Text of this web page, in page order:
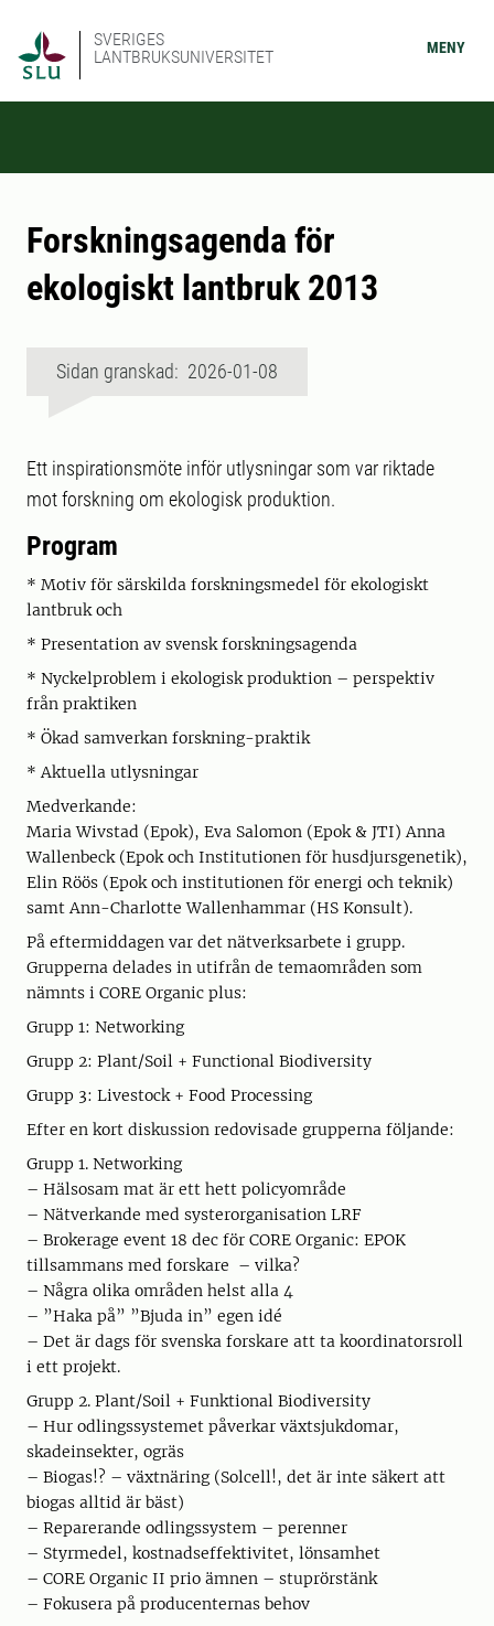
SVERIGES
LANTBRUKSUNIVERSITET
MENY
Forskningsagenda för
ekologiskt lantbruk 2013
Sidan granskad: 2026-01-08
Ett inspirationsmöte inför utlysningar som var riktade
mot forskning om ekologisk produktion.
Program
* Motiv för särskilda forskningsmedel för ekologiskt
lantbruk och
* Presentation av svensk forskningsagenda
* Nyckelproblem i ekologisk produktion – perspektiv
från praktiken
* Ökad samverkan forskning-praktik
* Aktuella utlysningar
Medverkande:
Maria Wivstad (Epok), Eva Salomon (Epok & JTI) Anna
Wallenbeck (Epok och Institutionen för husdjursgenetik),
Elin Röös (Epok och institutionen för energi och teknik)
samt Ann-Charlotte Wallenhammar (HS Konsult).
På eftermiddagen var det nätverksarbete i grupp.
Grupperna delades in utifrån de temaområden som
nämnts i CORE Organic plus:
Grupp 1: Networking
Grupp 2: Plant/Soil + Functional Biodiversity
Grupp 3: Livestock + Food Processing
Efter en kort diskussion redovisade grupperna följande:
Grupp 1. Networking
– Hälsosam mat är ett hett policyområde
– Nätverkande med systerorganisation LRF
– Brokerage event 18 dec för CORE Organic: EPOK
tillsammans med forskare – vilka?
– Några olika områden helst alla 4
– ”Haka på” ”Bjuda in” egen idé
– Det är dags för svenska forskare att ta koordinatorsroll
i ett projekt.
Grupp 2. Plant/Soil + Funktional Biodiversity
– Hur odlingssystemet påverkar växtsjukdomar,
skadeinsekter, ogräs
– Biogas!? – växtnäring (Solcell!, det är inte säkert att
biogas alltid är bäst)
– Reparerande odlingssystem – perenner
– Styrmedel, kostnadseffektivitet, lönsamhet
– CORE Organic II prio ämnen – stuprörstänk
– Fokusera på producenternas behov